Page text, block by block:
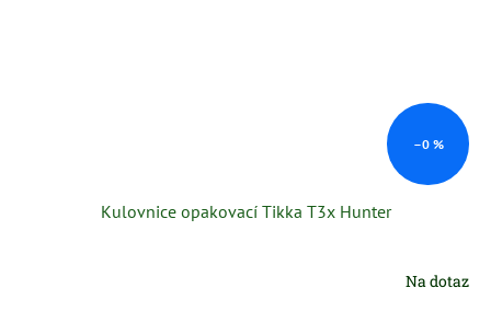
–0 %
Kulovnice opakovací Tikka T3x Hunter
Na dotaz